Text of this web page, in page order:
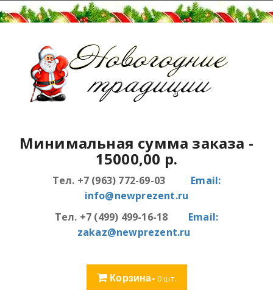
Минимальная сумма заказа -
15000,00 р.
Тел. +7 (963) 772-69-03 Email:
info@newprezent.ru
Тел. +7 (499) 499-16-18 Email:
zakaz@newprezent.ru
Корзина- 0шт.